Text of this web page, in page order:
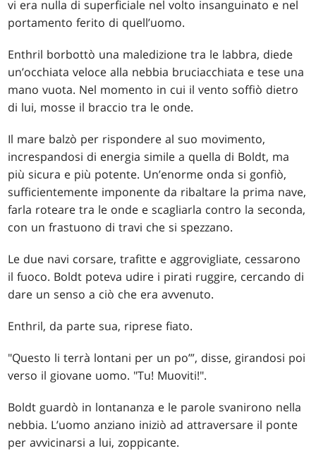
vi era nulla di superficiale nel volto insanguinato e nel
portamento ferito di quell’uomo.
Enthril borbottò una maledizione tra le labbra, diede
un’occhiata veloce alla nebbia bruciacchiata e tese una
mano vuota. Nel momento in cui il vento soffiò dietro
di lui, mosse il braccio tra le onde.
Il mare balzò per rispondere al suo movimento,
increspandosi di energia simile a quella di Boldt, ma
più sicura e più potente. Un’enorme onda si gonfiò,
sufficientemente imponente da ribaltare la prima nave,
farla roteare tra le onde e scagliarla contro la seconda,
con un frastuono di travi che si spezzano.
Le due navi corsare, trafitte e aggrovigliate, cessarono
il fuoco. Boldt poteva udire i pirati ruggire, cercando di
dare un senso a ciò che era avvenuto.
Enthril, da parte sua, riprese fiato.
"Questo li terrà lontani per un po’”, disse, girandosi poi
verso il giovane uomo. "Tu! Muoviti!".
Boldt guardò in lontananza e le parole svanirono nella
nebbia. L’uomo anziano iniziò ad attraversare il ponte
per avvicinarsi a lui, zoppicante.